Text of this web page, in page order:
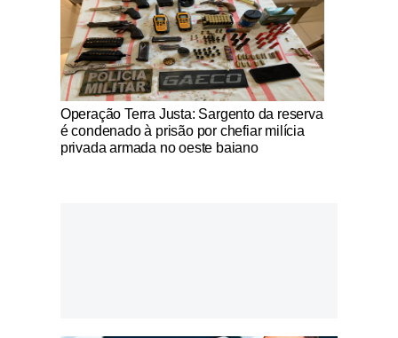
Notícias Católicas
Operação Terra Justa: Sargento da reserva
é condenado à prisão por chefiar milícia
privada armada no oeste baiano